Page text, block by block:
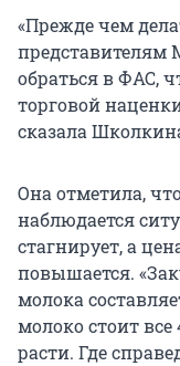
«Прежде чем
представителям
обраться в ФАС,
торговой
сказала
Она отметила,
наблюдается
стагнирует, а
повышается.
молока
молоко стоит
расти. Где